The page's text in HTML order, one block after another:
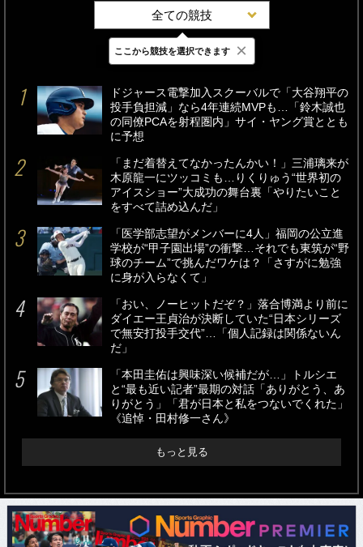
全ての競技
最新 24時間 週間
ドジャース電撃加入スクーバルで「大谷翔平の
投手負担減」なら4年連続MVPも…「鈴木誠也
の同僚PCAを射程圏内」サイ・ヤング賞ととも
に予想
「まだ着替えてなかったんかい！」三浦璃来が
木原龍一にツッコミも…りくりゅう“世界初の
アイスショー”大成功の舞台裏「やりたいこと
をすべて詰め込んだ」
「医学部志望がメンバーに4人」福岡の公立進
学校が“甲子園出場”の衝撃…それでも東筑が“野
球のチーム”で挑んだワケは？「さすがに勉強
に身が入らなくて」
「おい、ノーヒットだぞ？」落合博満より前に
ダイエー王貞治が決断していた“日本シリーズ
で無安打投手交代”…「個人記録は関係ないん
だ」
「本田圭佑は興味深い候補だが…」トルシエ
と“最も近い記者”最期の対話「ありがとう、あ
りがとう」「君が日本と私をつないでくれた」
《追悼・田村修一さん》
もっと見る
ここから競技を選択できます ×